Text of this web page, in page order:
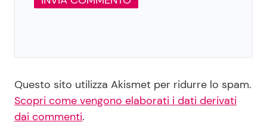
Questo sito utilizza Akismet per ridurre lo spam.
Scopri come vengono elaborati i dati derivati
dai commenti.